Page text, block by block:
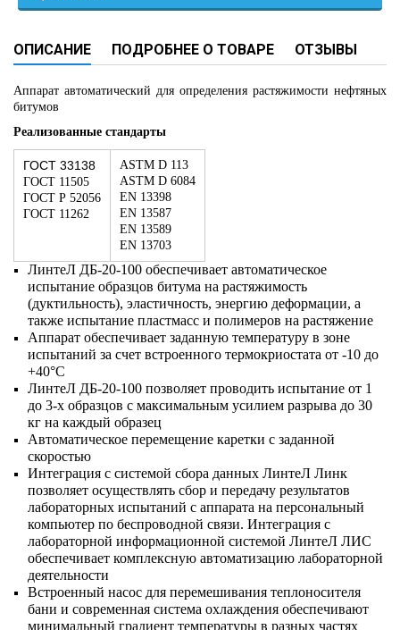
ОПИСАНИЕ ПОДРОБНЕЕ О ТОВАРЕ ОТЗЫВЫ
Аппарат автоматический для определения растяжимости нефтяных
битумов
Реализованные стандарты
ГОСТ 33138
ГОСТ 11505
ГОСТ Р 52056
ГОСТ 11262
ASTM D 113
ASTM D 6084
EN 13398
EN 13587
EN 13589
EN 13703
ЛинтеЛ ДБ-20-100 обеспечивает автоматическое
испытание образцов битума на растяжимость
(дуктильность), эластичность, энергию деформации, а
также испытание пластмасс и полимеров на растяжение
Аппарат обеспечивает заданную температуру в зоне
испытаний за счет встроенного термокриостата от -10 до
+40°С
ЛинтеЛ ДБ-20-100 позволяет проводить испытание от 1
до 3-х образцов с максимальным усилием разрыва до 30
кг на каждый образец
Автоматическое перемещение каретки с заданной
скоростью
Интеграция с системой сбора данных ЛинтеЛ Линк
позволяет осуществлять сбор и передачу результатов
лабораторных испытаний с аппарата на персональный
компьютер по беспроводной связи. Интеграция с
лабораторной информационной системой ЛинтеЛ ЛИС
обеспечивает комплексную автоматизацию лабораторной
деятельности
Встроенный насос для перемешивания теплоносителя
бани и современная система охлаждения обеспечивают
минимальный градиент температуры в разных частях